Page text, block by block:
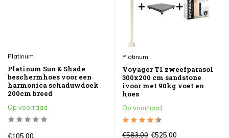
Platinum
Platinum Sun & Shade
beschermhoes voor een
harmonica schaduwdoek
200cm breed
Op voorraad
€105,00
Platinum
Voyager T1 zweefparasol
300x200 cm sandstone
ivoor met 90kg voet en
hoes
Op voorraad
€583,00 €525,00